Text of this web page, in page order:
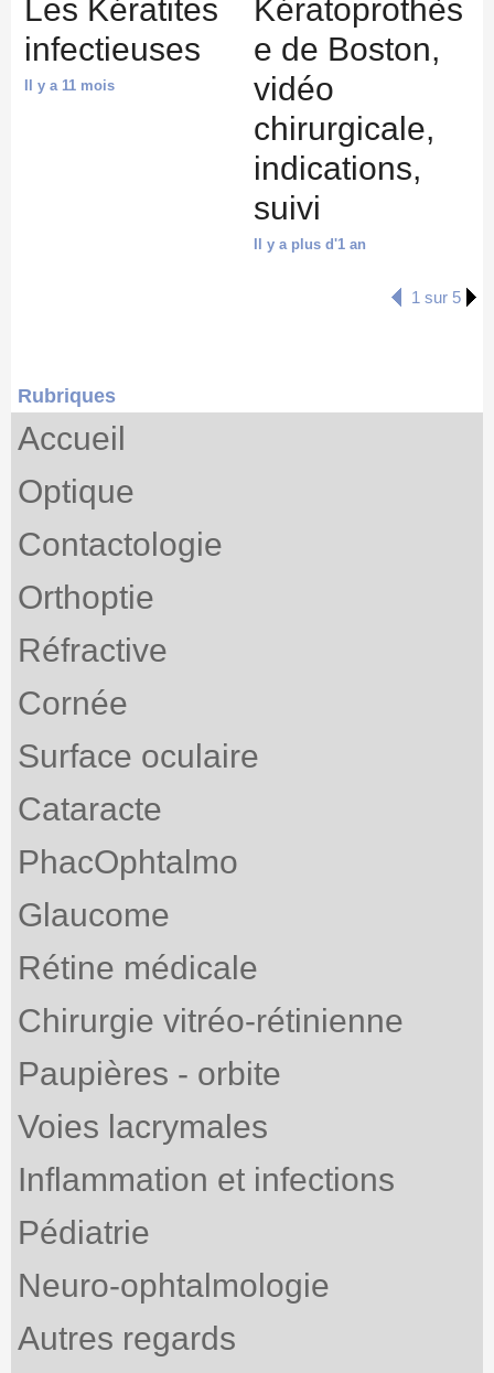
Les Kératites
infectieuses
Il y a 11 mois
Kératoprothès
e de Boston,
vidéo
chirurgicale,
indications,
suivi
Il y a plus d'1 an
1 sur 5
Rubriques
Accueil
Optique
Contactologie
Orthoptie
Réfractive
Cornée
Surface oculaire
Cataracte
PhacOphtalmo
Glaucome
Rétine médicale
Chirurgie vitréo-rétinienne
Paupières - orbite
Voies lacrymales
Inflammation et infections
Pédiatrie
Neuro-ophtalmologie
Autres regards